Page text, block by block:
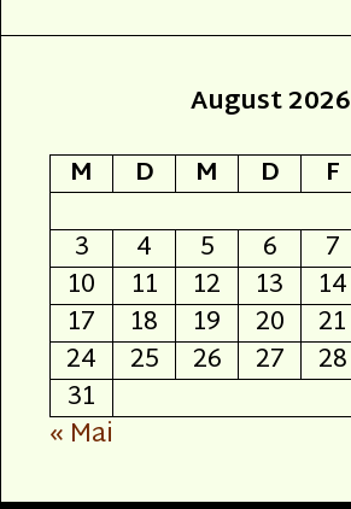
August 2026
M
D M D F
3
4 5 6 7
10
11 12 13 14
17
18 19 20 21
24
25 26 27 28
31
« Mai